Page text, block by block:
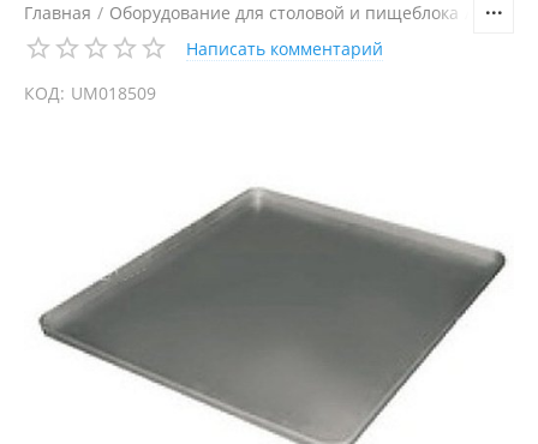
Главная / Оборудование для столовой и пищеблока
Написать комментарий
КОД: UM018509